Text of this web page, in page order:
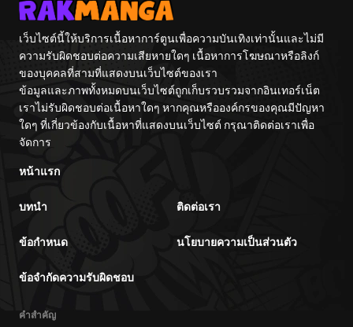
เว็บไซต์นี้ให้บริการเนื้อหาการ์ตูนเพื่อความบันเทิงเท่านั้นและไม่มี
ความรับผิดชอบต่อความเสียหายใดๆ เนื้อหาการโฆษณาหรือลิงก์
ของบุคคลที่สามที่แสดงบนเว็บไซต์ของเรา
ข้อมูลและภาพทั้งหมดบนเว็บไซต์ถูกเก็บรวบรวมจากอินเทอร์เน็ต
เราไม่รับผิดชอบต่อเนื้อหาใดๆ หากคุณหรือองค์กรของคุณมีปัญหา
ใดๆ ที่เกี่ยวข้องกับเนื้อหาที่แสดงบนเว็บไซต์ กรุณาติดต่อเราเพื่อ
จัดการ
หน้าแรก
บทนำ ติดต่อเรา
ข้อกำหนด นโยบายความเป็นส่วนตัว
ข้อจำกัดความรับผิดชอบ
คำสำคัญ